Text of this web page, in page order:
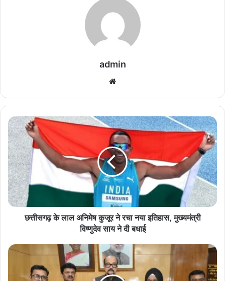
admin
te
छ
त्ती
स
ढ़
के
ला
ल
अ
कु
छत्तीसगढ़ के लाल अनिमेष कुजूर ने रचा नया इतिहास, मुख्यमंत्री
विष्णुदेव साय ने दी बधाई
रा